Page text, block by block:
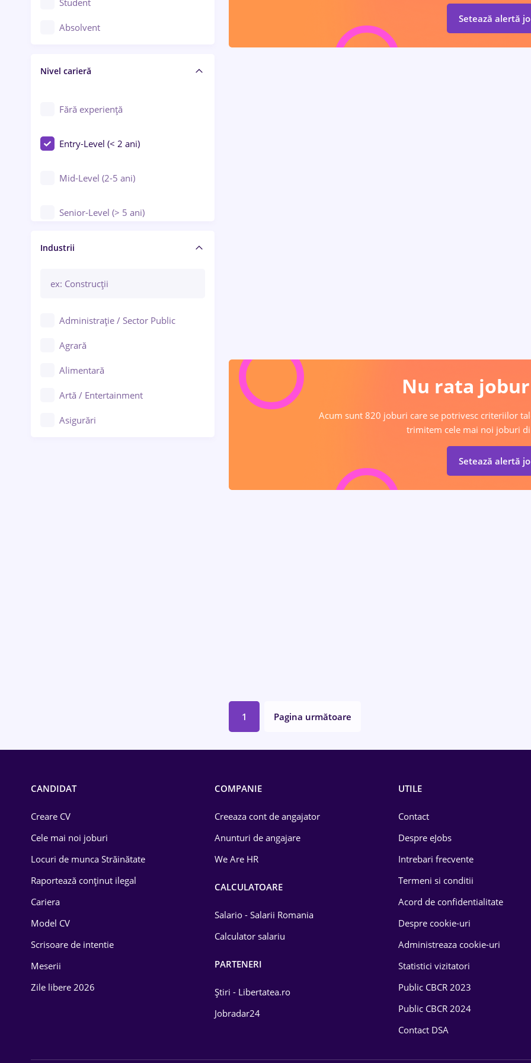
Controlul calității
Educație / Training / Arte
Student
Absolvent
Nivel carieră
Fără experiență
Entry-Level (< 2 ani)
Mid-Level (2-5 ani)
Senior-Level (> 5 ani)
Manager / Executiv
Industrii
Administrație / Sector Public
Agrară
Alimentară
Artă / Entertainment
Asigurări
Medicină / Sănătate
Setează alertă
Nu rata
Acum sunt 820 joburi care se potrivesc criteriilor
trimitem cele mai noi joburi
Setează alertă
1 Pagina următoare
CANDIDAT
Creare CV
Cele mai noi joburi
Locuri de munca Străinătate
Raportează conținut ilegal
Cariera
Model CV
Scrisoare de intentie
Meserii
Zile libere 2026
COMPANIE
Creeaza cont de angajator
Anunturi de angajare
We Are HR
CALCULATOARE
Salario - Salarii Romania
Calculator salariu
PARTENERI
Știri - Libertatea.ro
Jobradar24
UTILE
Contact
Despre eJobs
Intrebari frecvente
Termeni si conditii
Acord de confidentialitate
Despre cookie-uri
Administreaza cookie-uri
Statistici vizitatori
Public CBCR 2023
Public CBCR 2024
Contact DSA